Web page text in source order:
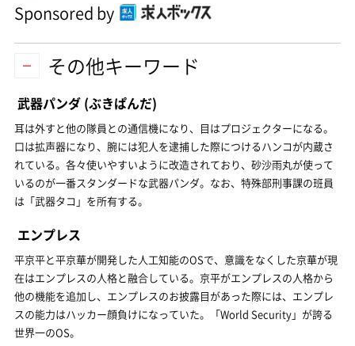
Sponsored by
その他キーワード
武器パンダ (ぶきぱんだ)
耳は外すと他の隊員との通信機になり、目はプロジェクターになる。
口は拡声器になり、腕には犯人を逮捕した際につけるハンコが内蔵さ
れている。各々使いやすいように改造されており、砂沙雨丸が使って
いるのが一番スタンダードな武器パンダ。なお、特殊部刑事課の班員
は「武器タコ」を所有する。
エンプレス
平京平と平京華が開発した人工知能のOSで、意識をなくした京華が現
在はエンプレスの人格と融合している。京平がエンプレスの人格から
他の機能を追加し、エンプレスのお披露目があった際には、エンプレ
スの能力はハッカー顔負けになっていた。「World Security」が誇る
世界一のOS。